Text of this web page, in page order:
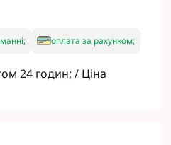
оплата за рахунком;
24 годин; / Ціна